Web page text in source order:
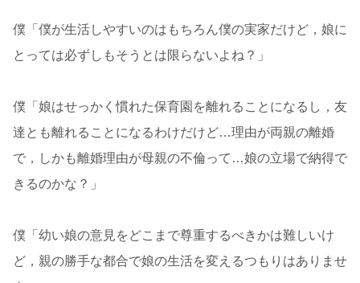
僕「僕が生活しやすいのはもちろん僕の実家だけど，娘に
とっては必ずしもそうとは限らないよね？」
僕「娘はせっかく慣れた保育園を離れることになるし，友
達とも離れることになるわけだけど…理由が両親の離婚
で，しかも離婚理由が母親の不倫って…娘の立場で納得で
きるのかな？」
僕「幼い娘の意見をどこまで尊重するべきかは難しいけ
ど，親の勝手な都合で娘の生活を変えるつもりはありませ